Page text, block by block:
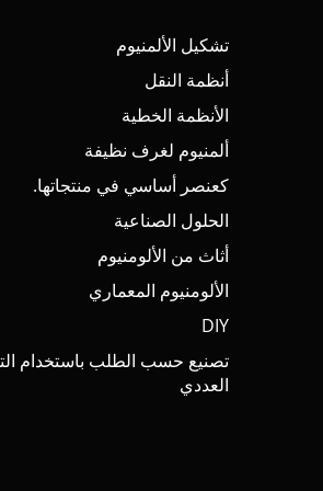
تشكيل الألمنيوم
أنظمة النقل
الأنظمة الخطية
ألمنيوم لغرف نظيفة
كعنصر أساسي في منتجاتها.
الحلول الصناعية
أثاث من الألومنيوم
الألومنيوم المعماري
DIY
تصنيع حسب الطلب باستخدام
العددي